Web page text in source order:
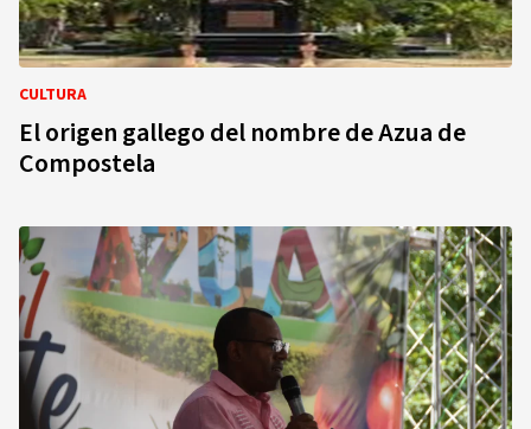
CULTURA
El origen gallego del nombre de Azua de
Compostela